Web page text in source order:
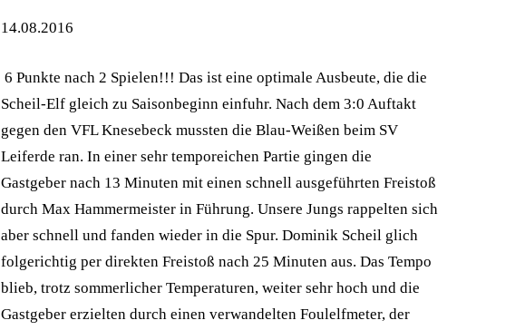
14.08.2016
6 Punkte nach 2 Spielen!!! Das ist eine optimale Ausbeute, die die
Scheil-Elf gleich zu Saisonbeginn einfuhr. Nach dem 3:0 Auftakt
gegen den VFL Knesebeck mussten die Blau-Weißen beim SV
Leiferde ran. In einer sehr temporeichen Partie gingen die
Gastgeber nach 13 Minuten mit einen schnell ausgeführten Freistoß
durch Max Hammermeister in Führung. Unsere Jungs rappelten sich
aber schnell und fanden wieder in die Spur. Dominik Scheil glich
folgerichtig per direkten Freistoß nach 25 Minuten aus. Das Tempo
blieb, trotz sommerlicher Temperaturen, weiter sehr hoch und die
Gastgeber erzielten durch einen verwandelten Foulelfmeter, der